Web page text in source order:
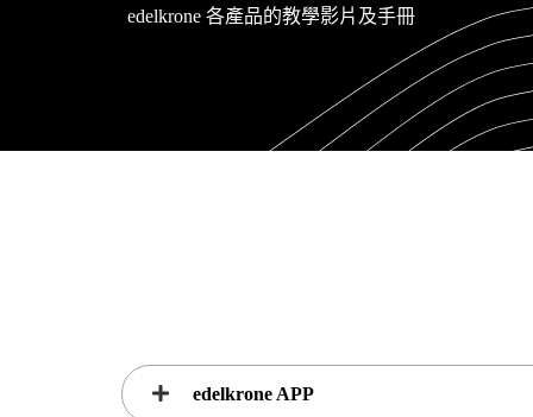
edelkrone 各產品的教學影片及手冊
edelkrone APP